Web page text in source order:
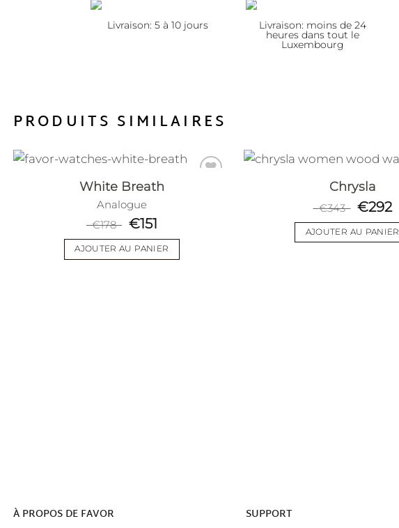
Livraison: 5 à 10 jours Livraison: moins de 24
heures dans tout le
Luxembourg
PRODUITS SIMILAIRES
White Breath
Analogue
€178 €151
AJOUTER AU PANIER
Chrysla
€343 €292
AJOUTER AU PANIER
À PROPOS DE FAVOR SUPPORT